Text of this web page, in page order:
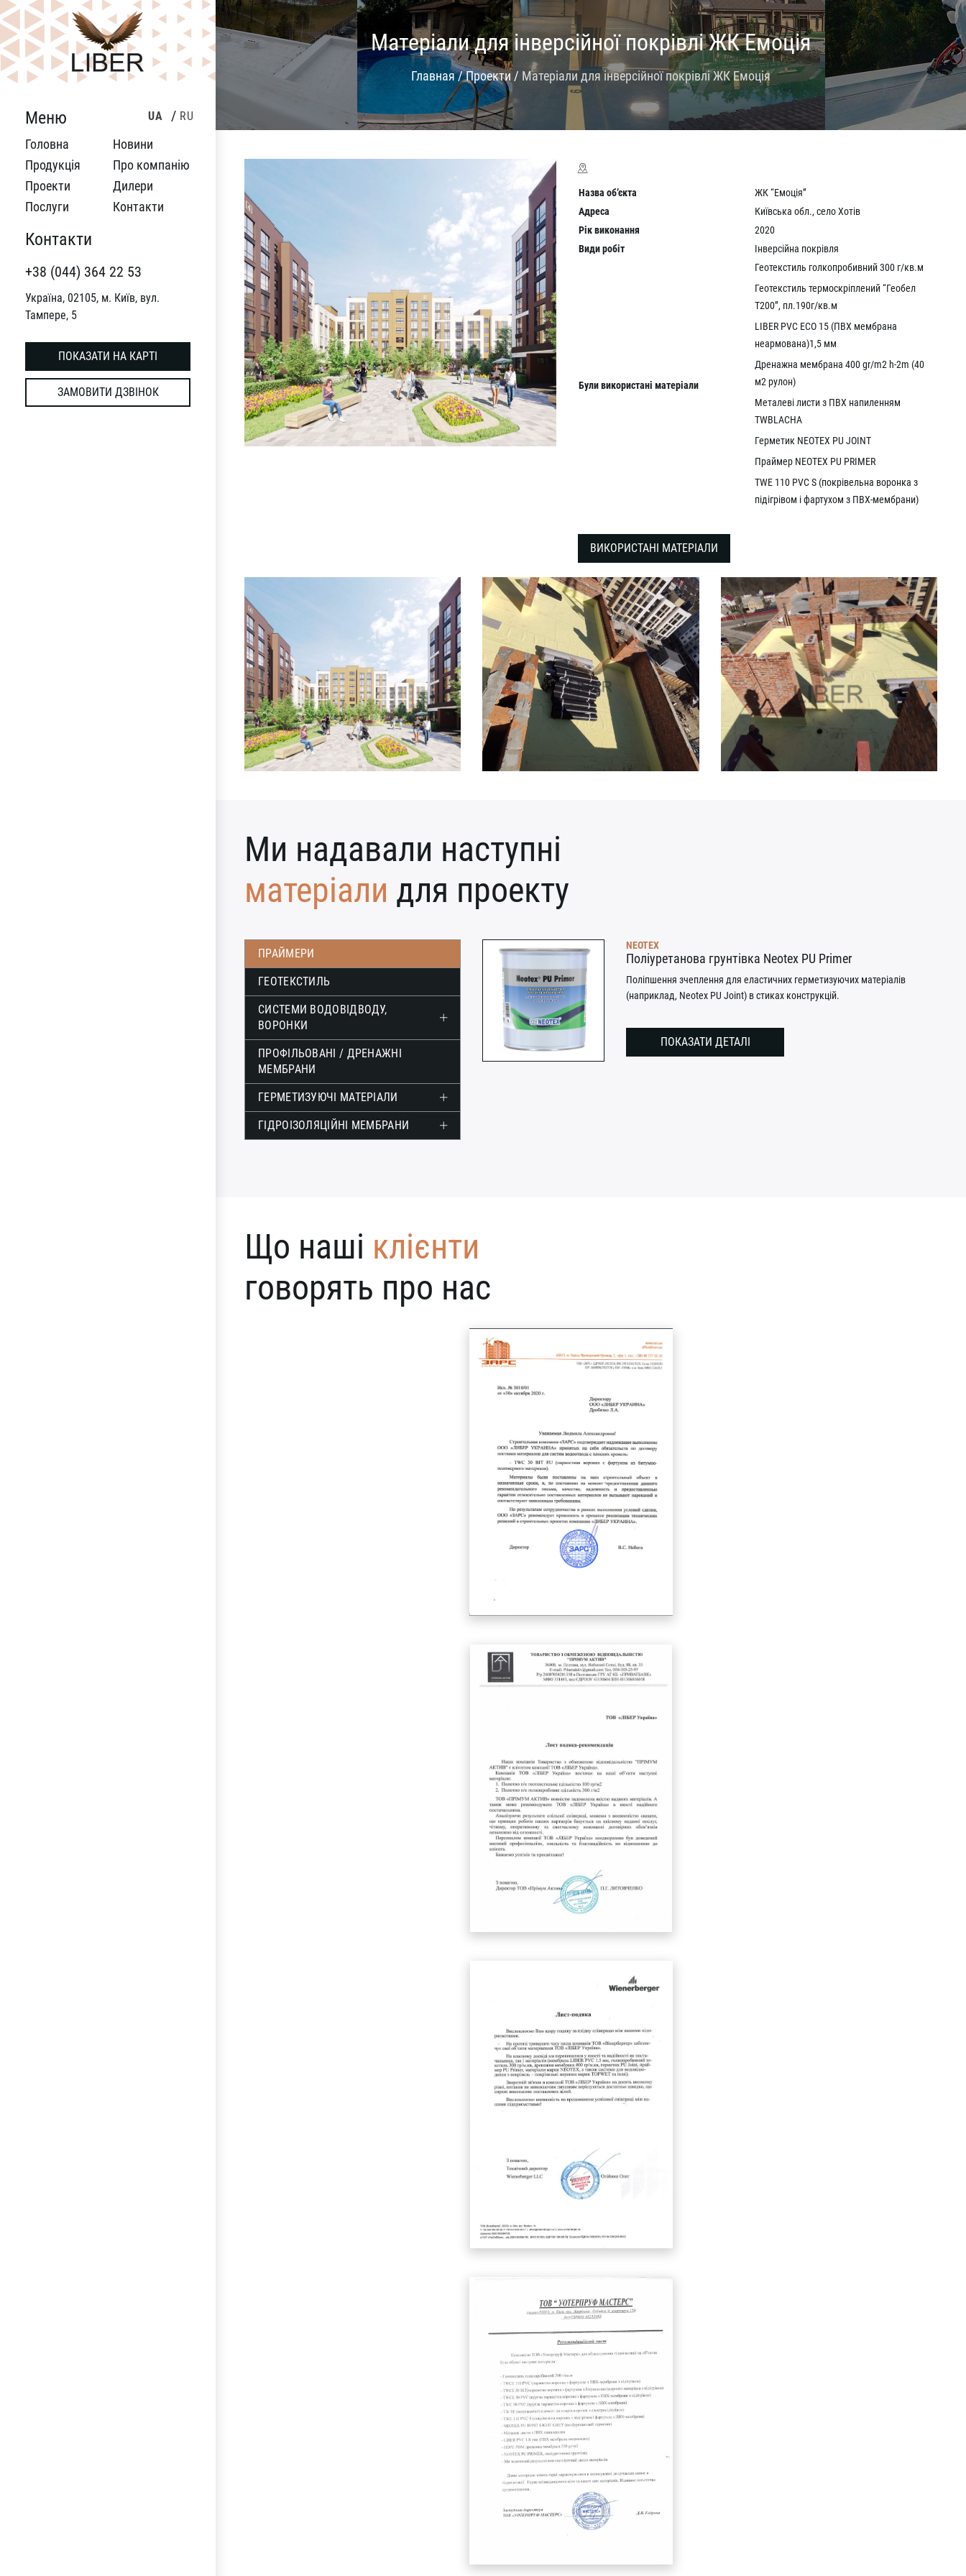
UA RU
Меню
Головна
Продукція
Проекти
Послуги
Новини
Про компанію
Дилери
Контакти
Контакти
+38 (044) 364 22 53
Україна, 02105, м. Київ, вул.
Тампере, 5
ПОКАЗАТИ НА КАРТІ
ЗАМОВИТИ ДЗВІНОК
Матеріали для інверсійної покрівлі ЖК Емоція
Главная/Проекти/ Матеріали для інверсійної покрівлі ЖК Емоція
Назва об’єкта
ЖК “Емоція”
Адреса
Київська обл., село Хотів
Рік виконання
2020
Видиробіт Інверсійна покрівля
Були використані матеріали
Геотекстиль голкопробивний 300 г/кв.м
Геотекстиль термоскріплений “Геобел
Т200”, пл.190г/кв.м
LIBER PVC ECO 15 (ПВХ мембрана
неармована)1,5 мм
Дренажна мембрана 400 gr/m2 h-2m (40
м2 рулон)
Металеві листи з ПВХ напиленням
TWBLACHA
Герметик NEOTEX PU JOINT
Праймер NEOTEX PU PRIMER
TWE 110 PVC S (покрівельна воронка з
підігрівом і фартухом з ПВХ-мембрани)
ВИКОРИСТАНІ МАТЕРІАЛИ
Ми надавали наступні
матеріали для проекту
ПРАЙМЕРИ
ГЕОТЕКСТИЛЬ
СИСТЕМИ ВОДОВІДВОДУ,
ВОРОНКИ
ПРОФІЛЬОВАНІ / ДРЕНАЖНІ
МЕМБРАНИ
ГЕРМЕТИЗУЮЧІ МАТЕРІАЛИ
ГІДРОІЗОЛЯЦІЙНІ МЕМБРАНИ
NEOTEX
Поліуретанова грунтівка Neotex PU Primer
Поліпшення зчеплення для еластичних герметизуючих матеріалів
(наприклад, Neotex PU Joint) в стиках конструкцій.
ПОКАЗАТИ ДЕТАЛІ
Що наші клієнти
говорять про нас